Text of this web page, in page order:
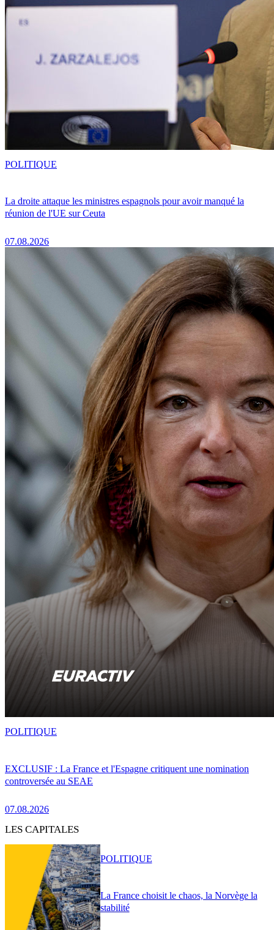
La droite attaque les ministres espagnols pour avoir manqué la
réunion de l'UE sur Ceuta
07.08.2026
POLITIQUE
EXCLUSIF : La France et l'Espagne critiquent une nomination
controversée au SEAE
07.08.2026
POLITIQUE
LES CAPITALES
La France choisit le chaos, la Norvège la
stabilité
POLITIQUE